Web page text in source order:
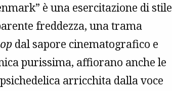
è una esercitazione di stile
freddezza, una trama
dal sapore cinematografico e
purissima, affiorano anche le
arricchita dalla voce